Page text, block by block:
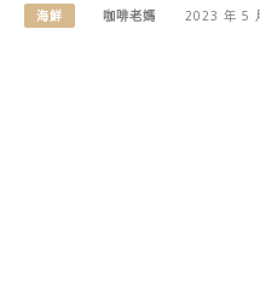
海鮮 咖啡老媽 2023 年 5